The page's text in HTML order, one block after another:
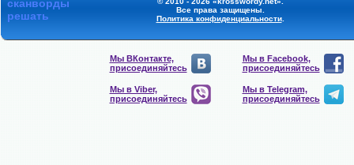
сканворды
решать
Все права защищены.
Политика конфиденциальности.
Мы ВКонтакте,
присоединяйтесь
Мы в Facebook,
присоединяйтесь
Мы в Viber,
присоединяйтесь
Мы в Telegram,
присоединяйтесь